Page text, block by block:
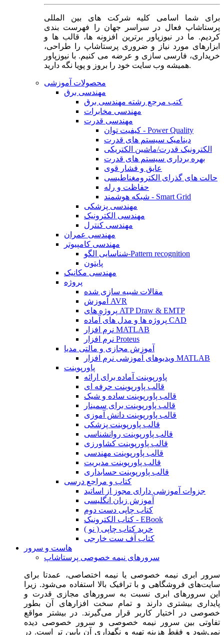
برای شما اسامی کلیه شرکت های بین المللی
پرستاشاپ فعال در سراسر جهان را فهرست بندی
کردیم. ما در نیوزپاور برترین افزونه ها، قالب ها و
ابزارهای مورد نیاز و ضروری پرستاشاپ را طراحی،
خریداری، فارسی سازی و عرضه می کنیم. با نیوزپاور
همیشه وب سایت خود را بروز و پویا نگه دارید.
محصولات آموزشی
مهندسی برق
کتب مرجع رشته مهندسی برق
مهندسی مخابرات
مهندسی قدرت
کیفیت توان - Power Quality
دینامیک سیستم های قدرت
الکترونیک قدرت/ماشین الکتریکی
بهره برداری سیستم های قدرت
عایق و فشار قوی
حالت های گذرای الکترومغناطیسی
حفاظت و رله
شبکه هوشمند - Smart Grid
مهندسی پزشکی
مهندسی الکترونیک
مهندسی کنترل
مهندسی عمران
مهندسی کامپیوتر
شناسایی الگو-Pattern recognition
پایتون
مهندسی مکانیک
پروژه
مقالات شبیه سازی شده
آموزش AVR
پروژه های ATP Draw & EMTP
پروژه ها و مدل های آماده CAD
نرم افزار MATLAB
نرم افزار Proteus
آموزش مجازی و مالتی مدیا
ویدیوهای آموزشی نرم افزار MATLAB
پاورپوینت
پاورپوینت آماده برای ارائه
قالب پاورپوینت حرفه ای
قالب پاورپوینت ساده و شیک
قالب پاورپوینت برای سمینار
قالب پاورپوینت دانش آموزی
قالب پاورپوینت پزشکی
قالب پاورپوینت روانشناسی
قالب پاورپوینت کشاورزی
قالب پاورپوینت مهندسی
قالب پاورپوینت مدیریت
قالب پاورپوینت حسابداری
کتاب و مراجع درسی
جزوات آموزشی دارای مجوز از اساتید
آموزش زبان انگلیسی
کتاب چاپی دست دوم
کتاب الکترونیک - EBook
خرید کتاب چاپی ( نو )
کتاب آف ست خارجی
هاست و سرور
سرورهای نیمه خصوصی پرستاشاپ
سرور ابری نیمه خصوصی یا نیمه اختصاصی، عمدتا برای
سایت‌های فروشگاهی و با ترافیک بالا استفاده می‌شود. زیرا
این سرورهای ابری نسبت به سرورهای مجازی قدرت و
پایداری بیشتری دارند و تمام سخت افزارهای آن بطور
خصوصی در اختیار کاربر قرار می‌گیرند. در بیشتر مواقع
تفاوتی بین سرور نیمه خصوصی و سرور خصوصی دیده
نمی‌شود و فقط هزینه تهیه و نگهداری آن پایین تر است. در